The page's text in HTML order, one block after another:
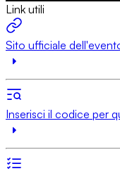
Link utili
Sito ufficiale
Inserisci il codice per